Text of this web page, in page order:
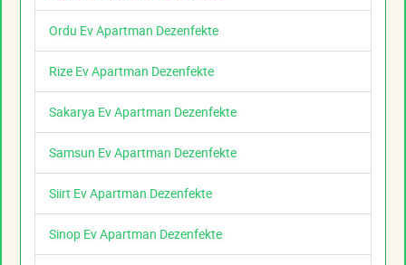
Ordu Ev Apartman Dezenfekte
Rize Ev Apartman Dezenfekte
Sakarya Ev Apartman Dezenfekte
Samsun Ev Apartman Dezenfekte
Siirt Ev Apartman Dezenfekte
Sinop Ev Apartman Dezenfekte